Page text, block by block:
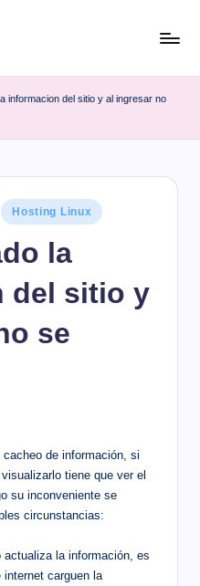
informacion del sitio y al ingresar no
Hosting Linux
la
del sitio y
se
de información, si
tiene que ver el
su inconveniente se
circunstancias:
actualiza la información, es
carguen la